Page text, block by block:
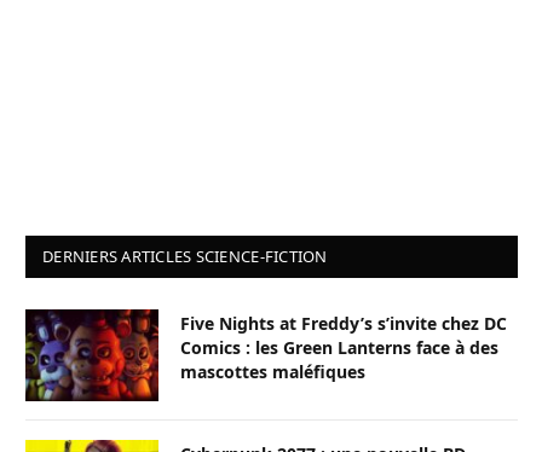
DERNIERS ARTICLES SCIENCE-FICTION
Five Nights at Freddy’s s’invite chez DC
Comics : les Green Lanterns face à des
mascottes maléfiques